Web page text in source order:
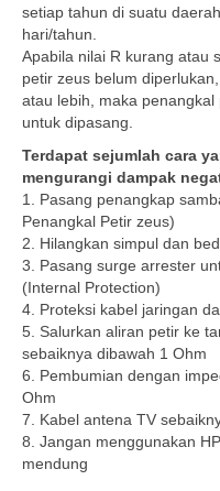
setiap tahun di suatu
hari/tahun.
Apabila nilai R kurang atau
petir zeus belum
atau lebih, maka
untuk dipasang.
Terdapat sejumlah cara
mengurangi dampak
1. Pasang penangkap
Penangkal Petir zeus)
2. Hilangkan simpul dan
3. Pasang surge arrester
(Internal Protection)
4. Proteksi kabel jaringan
5. Salurkan aliran petir ke
sebaiknya dibawah 1 Ohm
6. Pembumian dengan
Ohm
7. Kabel antena TV
8. Jangan menggunakan
mendung